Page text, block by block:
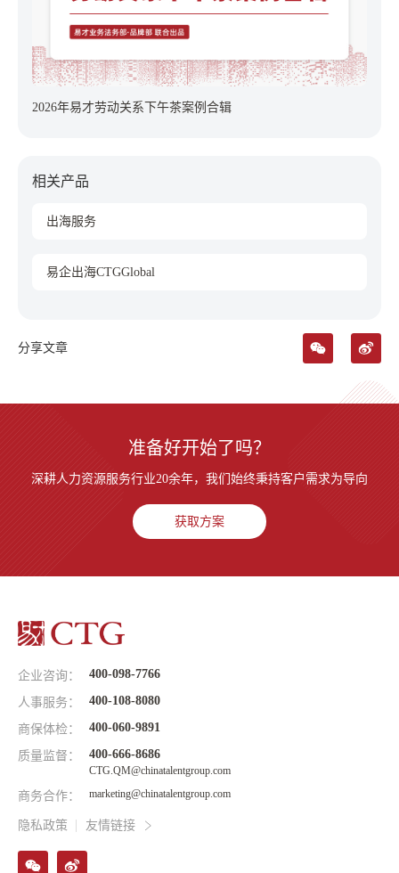
2026年易才劳动关系下午茶案例合辑
相关产品
出海服务
易企出海CTGGlobal
分享文章
准备好开始了吗？
深耕人力资源服务行业20余年，我们始终秉持客户需求为导向
获取方案
企业咨询： 400-098-7766
人事服务： 400-108-8080
商保体检： 400-060-9891
质量监督： 400-666-8686
CTG.QM@chinatalentgroup.com
商务合作： marketing@chinatalentgroup.com
隐私政策 友情链接